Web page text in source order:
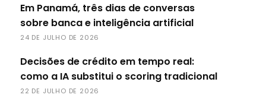
Em Panamá, três dias de conversas
sobre banca e inteligência artificial
24 DE JULHO DE 2026
Decisões de crédito em tempo real:
como a IA substitui o scoring tradicional
22 DE JULHO DE 2026